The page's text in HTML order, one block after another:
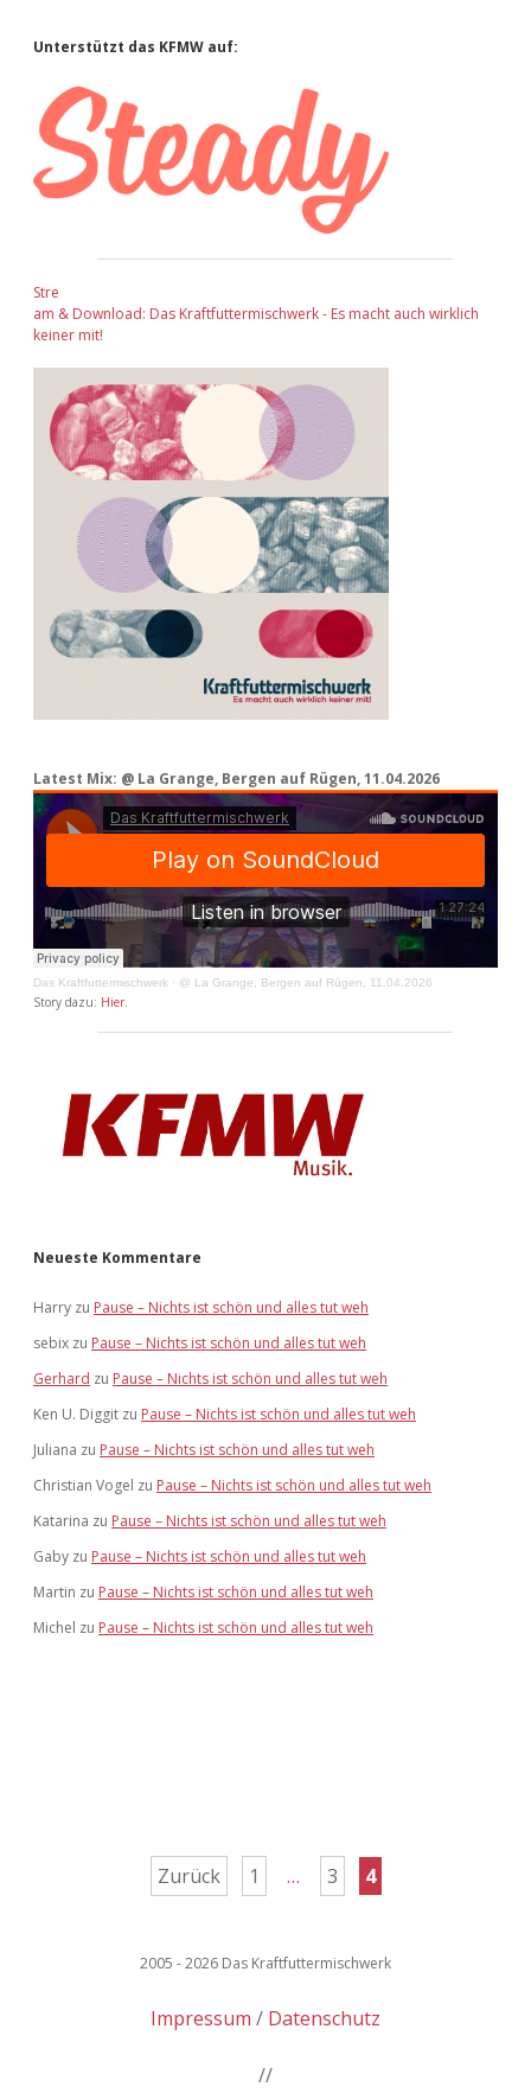
Sidebar
Unterstützt das KFMW auf:
Stre
am & Download: Das Kraftfuttermischwerk - Es macht auch wirklich
keiner mit!
Latest Mix: @ La Grange, Bergen auf Rügen, 11.04.2026
Das Kraftfuttermischwerk · @ La Grange, Bergen auf Rügen, 11.04.2026
Story dazu: Hier.
Neueste Kommentare
Harry zu Pause – Nichts ist schön und alles tut weh
sebix zu Pause – Nichts ist schön und alles tut weh
Gerhard zu Pause – Nichts ist schön und alles tut weh
Ken U. Diggit zu Pause – Nichts ist schön und alles tut weh
Juliana zu Pause – Nichts ist schön und alles tut weh
Christian Vogel zu Pause – Nichts ist schön und alles tut weh
Katarina zu Pause – Nichts ist schön und alles tut weh
Gaby zu Pause – Nichts ist schön und alles tut weh
Martin zu Pause – Nichts ist schön und alles tut weh
Michel zu Pause – Nichts ist schön und alles tut weh
Seitennummerierung
Beiträge
Zurück 1 … 3 4
2005 - 2026 Das Kraftfuttermischwerk
Impressum Datenschutz
//